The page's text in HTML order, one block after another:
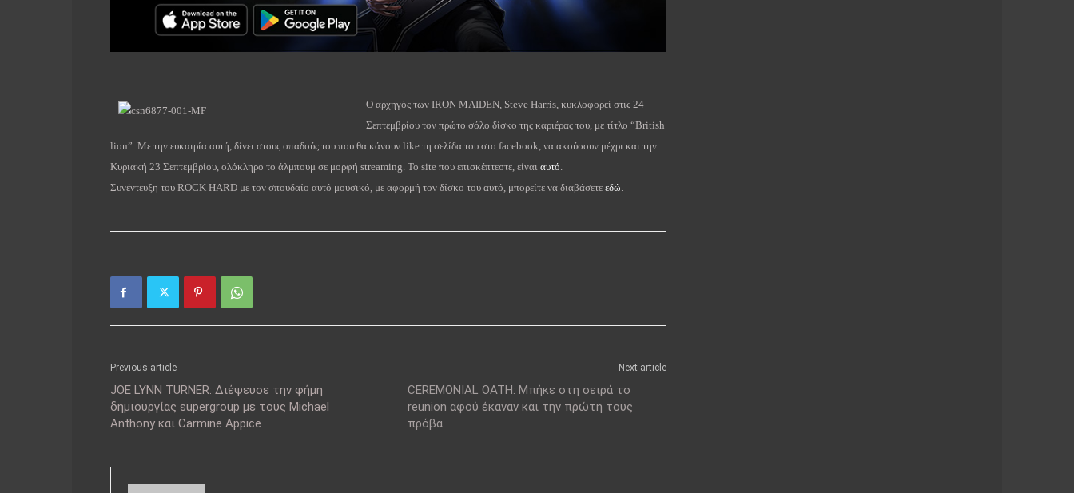
Ο αρχηγός των IRON MAIDEN, Steve Harris, κυκλοφορεί στις 24
Σεπτεμβρίου τον πρώτο σόλο δίσκο της καριέρας του, με τίτλο “British
lion”. Με την ευκαιρία αυτή, δίνει στους οπαδούς του που θα κάνουν like τη σελίδα του στο facebook, να ακούσουν μέχρι και την
Κυριακή 23 Σεπτεμβρίου, ολόκληρο το άλμπουμ σε μορφή streaming. Το site που επισκέπτεστε, είναι αυτό.
Συνέντευξη του ROCK HARD με τον σπουδαίο αυτό μουσικό, με αφορμή τον δίσκο του αυτό, μπορείτε να διαβάσετε εδώ.
Previous article
JOE LYNN TURNER: Διέψευσε την φήμη
δημιουργίας supergroup με τους Michael
Anthony και Carmine Appice
Next article
CEREMONIAL OATH: Μπήκε στη σειρά το
reunion αφού έκαναν και την πρώτη τους
πρόβα